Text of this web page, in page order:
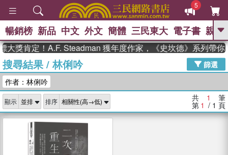
5
GO
高希均教授回憶錄
、 The Odyssey 、 父親節 、 如果歷
獎 臺灣漫遊錄 、 方念華 、 台灣的李
登輝時代
數學女孩：黎曼猜想 、
偉大的迷走神經
暢銷榜 新品 中文 外文 簡體 三民東大 電子書 親子
大獎肯定！A.F. Steadman 獲年度作家，《史坎德》系列帶你
搜尋結果/林俐吟
篩選
作者：林俐吟
顯示 排序 共 1 筆
第 1 / 1 頁